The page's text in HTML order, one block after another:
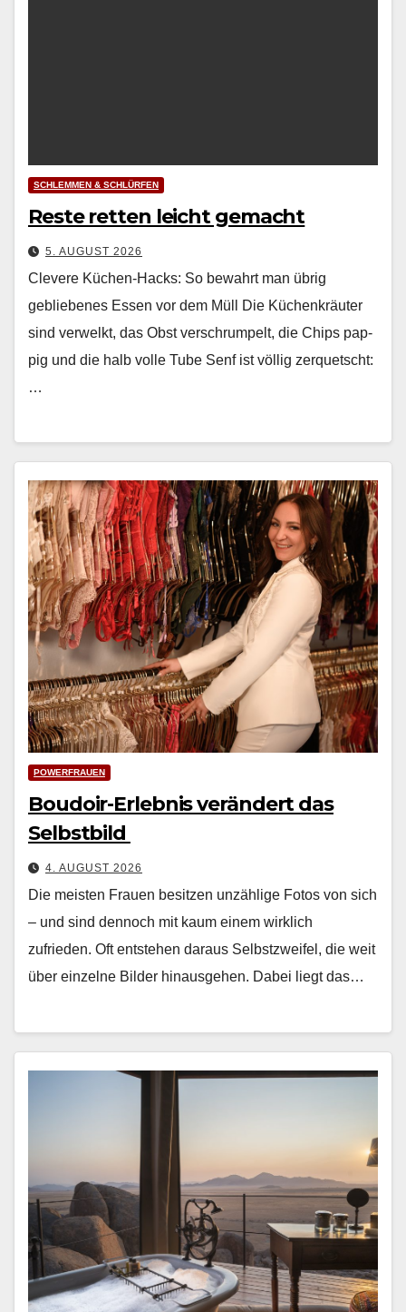
SCHLEMMEN & SCHLÜRFEN
Reste retten leicht gemacht
5. AUGUST 2026
Clevere Küchen-Hacks: So bewahrt man übrig
gebliebenes Essen vor dem Müll Die Küchenkräuter
sind ver­welkt, das Obst ver­schrumpelt, die Chips pap­
pig und die halb volle Tube Senf ist völ­lig zer­quetscht:
…
POWERFRAUEN
Boudoir-Erlebnis verändert das
Selbstbild
4. AUGUST 2026
Die meis­ten Frauen besitzen unzäh­lige Fotos von sich
– und sind den­noch mit kaum einem wirk­lich
zufrieden. Oft entste­hen daraus Selb­stzweifel, die weit
über einzelne Bilder hin­aus­ge­hen. Dabei liegt das…